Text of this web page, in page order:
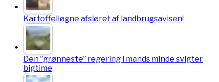
Kartoffelløgne afsløret af landbrugsavisen!
Den ”grønneste” regering i mands minde svigter
bigtime